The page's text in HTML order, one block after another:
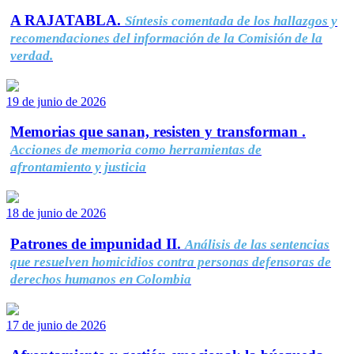
A RAJATABLA. Síntesis comentada de los hallazgos y
recomendaciones del información de la Comisión de la
verdad.
19 de junio de 2026
Memorias que sanan, resisten y transforman .
Acciones de memoria como herramientas de
afrontamiento y justicia
18 de junio de 2026
Patrones de impunidad II. Análisis de las sentencias
que resuelven homicidios contra personas defensoras de
derechos humanos en Colombia
17 de junio de 2026